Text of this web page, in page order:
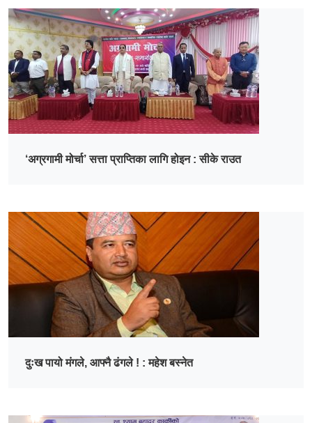
‘अग्रगामी मोर्चा’ सत्ता प्राप्तिका लागि होइन : सीके राउत
दुःख पायो मंगले, आफ्नै ढंगले ! : महेश बस्नेत